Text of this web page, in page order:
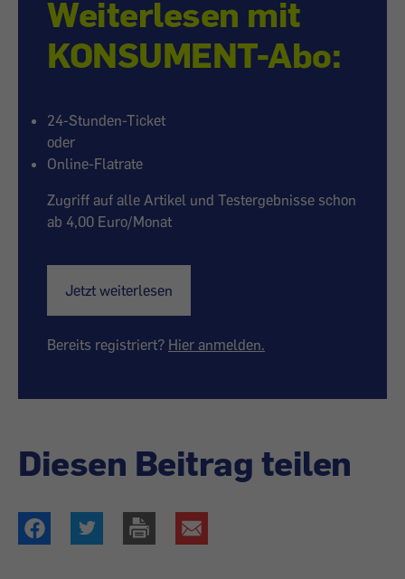
Weiterlesen mit
KONSUMENT-Abo:
24-Stunden-Ticket
oder
Online-Flatrate
Zugriff auf alle Artikel und Testergebnisse schon
ab 4,00 Euro/Monat
Jetzt weiterlesen
Bereits registriert? Hier anmelden.
Diesen Beitrag teilen